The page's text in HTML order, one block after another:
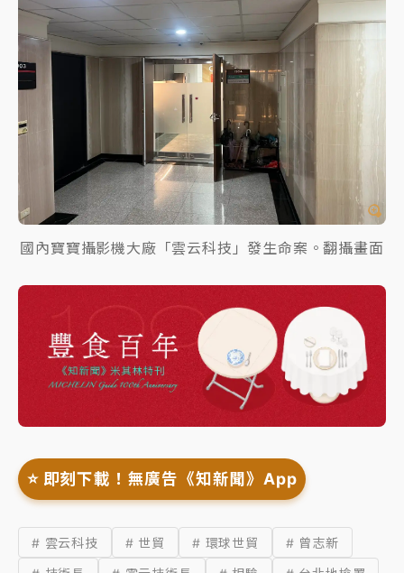
國內寶寶攝影機大廠「雲云科技」發生命案。翻攝畫面
⭐️ 即刻下載！無廣告《知新聞》App
# 雲云科技 # 世貿 # 環球世貿
# 曾志新